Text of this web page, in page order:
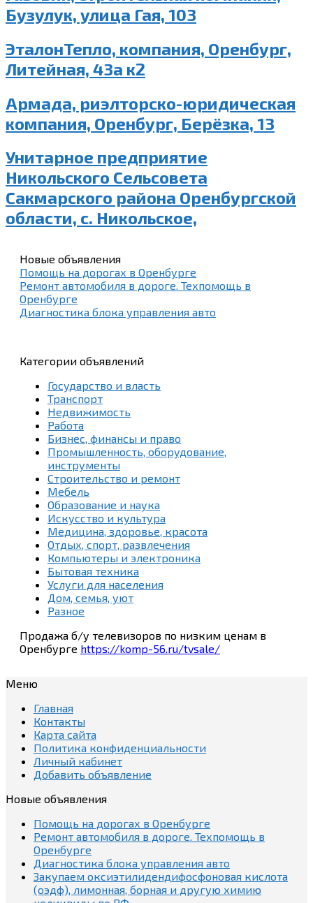
Бузулук, улица Гая, 103
ЭталонТепло, компания, Оренбург,
Литейная, 43а к2
Армада, риэлторско-юридическая
компания, Оренбург, Берёзка, 13
Унитарное предприятие
Никольского Сельсовета
Сакмарского района Оренбургской
области, с. Никольское,
Новые объявления
Помощь на дорогах в Оренбурге
Ремонт автомобиля в дороге. Техпомощь в
Оренбурге
Диагностика блока управления авто
Категории объявлений
Государство и власть
Транспорт
Недвижимость
Работа
Бизнес, финансы и право
Промышленность, оборудование,
инструменты
Строительство и ремонт
Мебель
Образование и наука
Искусство и культура
Медицина, здоровье, красота
Отдых, спорт, развлечения
Компьютеры и электроника
Бытовая техника
Услуги для населения
Дом, семья, уют
Разное
Продажа б/у телевизоров по низким ценам в
Оренбурге https://komp-56.ru/tvsale/
Меню
Главная
Контакты
Карта сайта
Политика конфиденциальности
Личный кабинет
Добавить объявление
Новые объявления
Помощь на дорогах в Оренбурге
Ремонт автомобиля в дороге. Техпомощь в
Оренбурге
Диагностика блока управления авто
Закупаем оксиэтилидендифосфоновая кислота
(оэдф), лимонная, борная и другую химию